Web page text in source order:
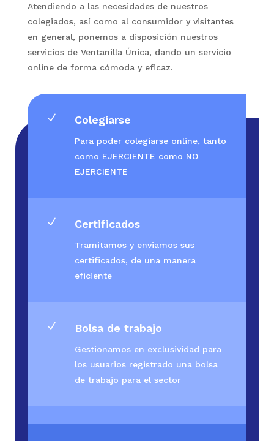
Atendiendo a las necesidades de nuestros
colegiados, así como al consumidor y visitantes
en general, ponemos a disposición nuestros
servicios de Ventanilla Única, dando un servicio
online de forma cómoda y eficaz.
N Colegiarse
Para poder colegiarse online, tanto
como EJERCIENTE como NO
EJERCIENTE
N Certificados
Tramitamos y enviamos sus
certificados, de una manera
eficiente
N Bolsa de trabajo
Gestionamos en exclusividad para
los usuarios registrado una bolsa
de trabajo para el sector